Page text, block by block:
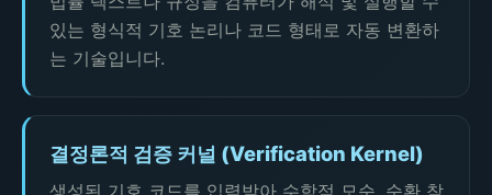
있는 형식적 기호 논리나 코드 형태로 자동 변환하
는 기술입니다.
결정론적 검증 커널 (Verification Kernel)
생성된 기호 코드를 입력받아 수학적 모순, 순환 참